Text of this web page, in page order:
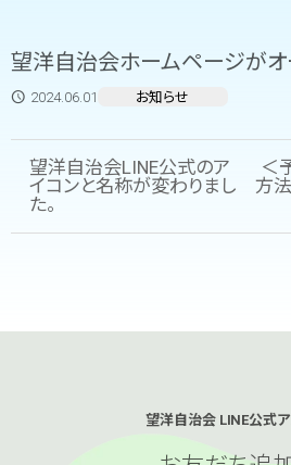
望洋自治会ホームページがオ
2024.06.01 お知らせ
望洋自治会LINE公式のア
イコンと名称が変わりまし
た。
＜
方
望洋自治会 LINE公式ア